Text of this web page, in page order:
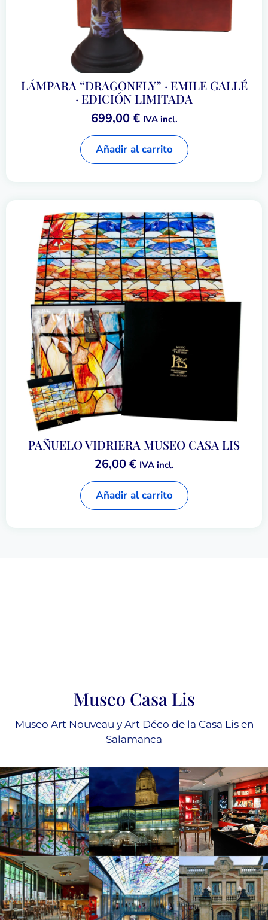
LÁMPARA “DRAGONFLY” · EMILE GALLÉ
· EDICIÓN LIMITADA
699,00€ IVA incl.
Añadir al carrito
PAÑUELO VIDRIERA MUSEO CASA LIS
26,00€ IVA incl.
Añadir al carrito
Museo Casa Lis
Museo Art Nouveau y Art Déco de la Casa Lis en
Salamanca